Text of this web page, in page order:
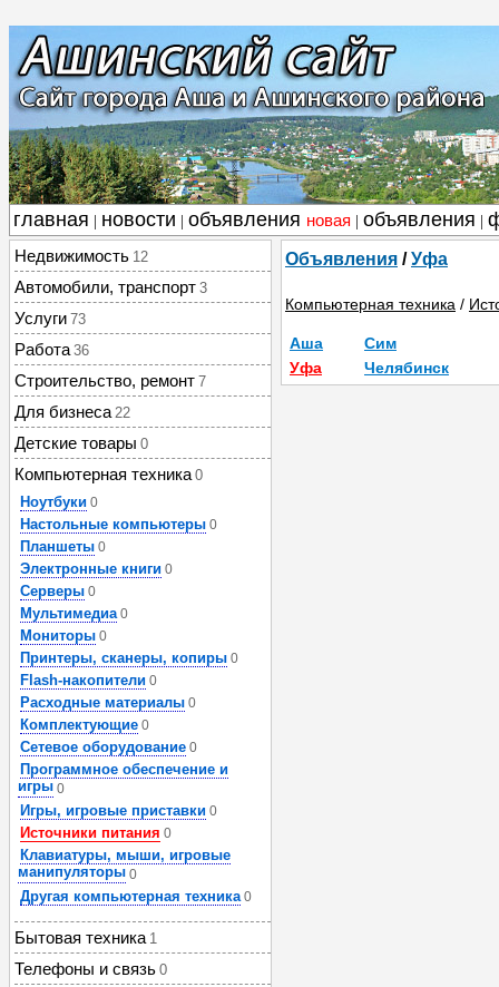
главная новости объявления новая объявления
Недвижимость 12
Автомобили, транспорт 3
Услуги 73
Работа 36
Строительство, ремонт 7
Для бизнеса 22
Детские товары 0
Компьютерная техника 0
Ноутбуки 0
Настольные компьютеры 0
Планшеты 0
Электронные книги 0
Серверы 0
Мультимедиа 0
Мониторы 0
Принтеры, сканеры, копиры 0
Flash-накопители 0
Расходные материалы 0
Комплектующие 0
Сетевое оборудование 0
Программное обеспечение и
игры 0
Игры, игровые приставки 0
Источники питания 0
Клавиатуры, мыши, игровые
манипуляторы 0
Другая компьютерная техника 0
Бытовая техника 1
Телефоны и связь 0
Объявления /Уфа
Компьютерная техника /
Аша
Сим
Уфа
Челябинск